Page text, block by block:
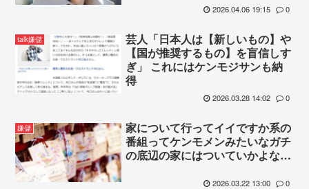
2026.04.06 19:15 0
talk嫌儲
芸人「日本人は【新しいもの】や
【国が推奨するもの】を盲信しす
ぎ」 これにはケンモジサンも納
得
2026.03.28 14:02 0
嫌儲
家について行ってイイですか系の
番組ってケンモメンみたいなガチ
の底辺の家にはついていかよな…
2026.03.22 13:00 0